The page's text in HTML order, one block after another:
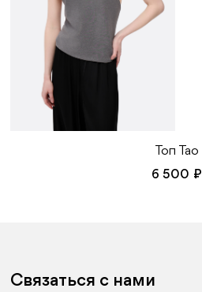
Топ Тао
6 500 ₽
Связаться с нами